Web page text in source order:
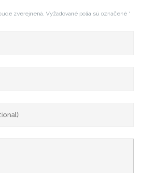
zverejnená. Vyžadované polia sú označené *